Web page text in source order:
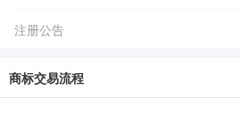
注册公告
商标交易流程